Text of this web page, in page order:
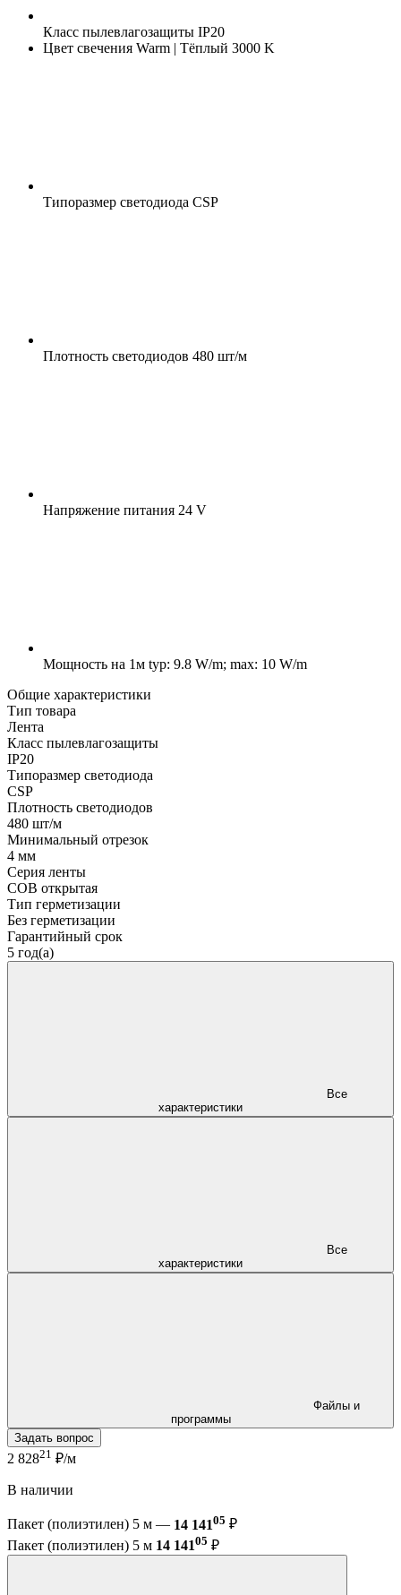
Класс пылевлагозащиты IP20
Цвет свечения Warm | Тёплый 3000 K
Типоразмер светодиода CSP
Плотность светодиодов 480 шт/м
Напряжение питания 24 V
Мощность на 1м typ: 9.8 W/m; max: 10 W/m
Общие характеристики
Тип товара
Лента
Класс пылевлагозащиты
IP20
Типоразмер светодиода
CSP
Плотность светодиодов
480 шт/м
Минимальный отрезок
4 мм
Серия ленты
COB открытая
Тип герметизации
Без герметизации
Гарантийный срок
5 год(а)
характеристики
характеристики
программы
Задать вопрос
2 82821 ₽/м
В наличии
Пакет (полиэтилен) 5 м — 14 14105 ₽
Пакет (полиэтилен) 5 м 14 14105 ₽